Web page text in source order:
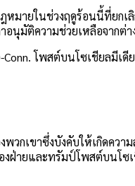
มายในช่วงฤดูร้อนนี้ที่ยก
อนุมัติความช่วยเหลือจากต่า
โพสต์บนโซเชียลมีเดี
กเขาซึ่งบังคับให้เกิดควา
งฝ่ายและทรัมป์โพสต์บนโซ